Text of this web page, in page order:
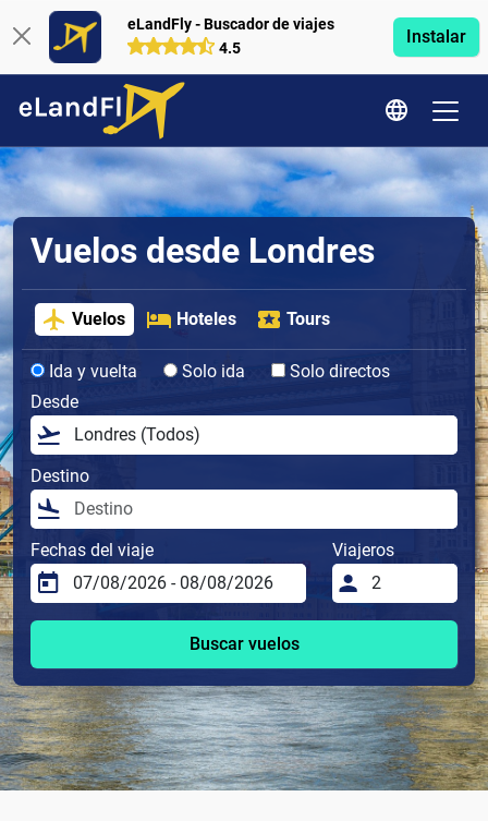
eLandFly - Buscador de viajes
4.5
Instalar
Vuelos desde Londres
Vuelos Hoteles Tours
Ida y vuelta Solo ida
Solo directos
Desde
Destino
Fechas del viaje Viajeros
Buscar vuelos